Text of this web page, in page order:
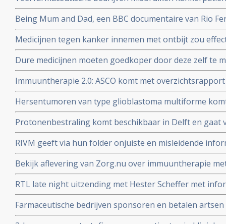
wetenschappelijk onderzoek, aldus kritisch rapport van
Being Mum and Dad, een BBC documentaire van Rio
Manchester United die zijn vrouw Rebecca verloor aan
Medicijnen tegen kanker innemen met ontbijt zou
dosering zou miljoenen kunnen besparen
Dure medicijnen moeten goedkoper door deze zelf te
Jan Schellens in de DWDD van 8 februari 2017
Immuuntherapie 2.0: ASCO komt met
ontwikkelingen bij kanker van afgelopen jaar en
Hersentumoren van type glioblastoma multiforme
voor terwijl laaggradige vormen van hersentumoren
mobiele telefoons?
Protonenbestraling komt beschikbaar in Delft en gaat
vergoed worden
RIVM geeft via hun folder onjuiste en misleidende
darmkankeronderzoek onder de Nederlandse
Bekijk aflevering van Zorg.nu over immuuntherapie
Schumacher d.d. 1 novermber 2016
RTL late night uitzending met Hester Scheffer met
irreversible electroporation
Farmaceutische bedrijven sponsoren en betalen
jaren. Onafhankelijkheid van artsen en